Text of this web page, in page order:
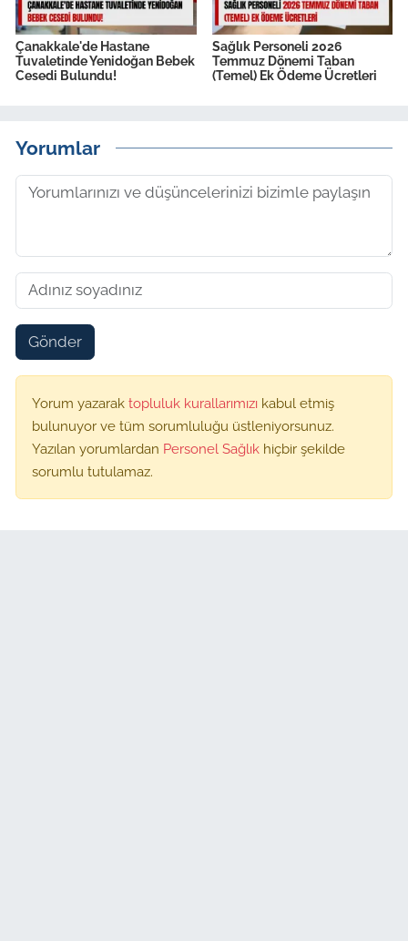
Çanakkale'de Hastane
Tuvaletinde Yenidoğan Bebek
Cesedi Bulundu!
Sağlık Personeli 2026
Temmuz Dönemi Taban
(Temel) Ek Ödeme Ücretleri
Yorumlar
Gönder
Yorum yazarak topluluk kurallarımızı kabul etmiş
bulunuyor ve tüm sorumluluğu üstleniyorsunuz.
Yazılan yorumlardan Personel Sağlık hiçbir şekilde
sorumlu tutulamaz.